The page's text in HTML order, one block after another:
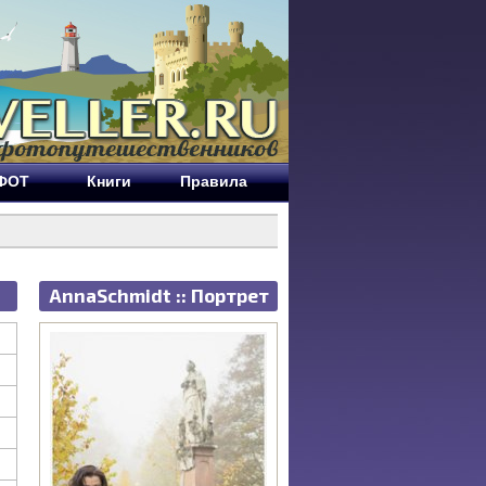
Книги Правила
AnnaSchmidt :: Портрет